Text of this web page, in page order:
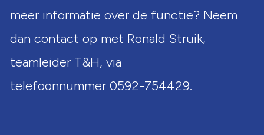
meer informatie over de functie? Neem
dan contact op met Ronald Struik,
teamleider T&H, via
telefoonnummer 0592-754429.